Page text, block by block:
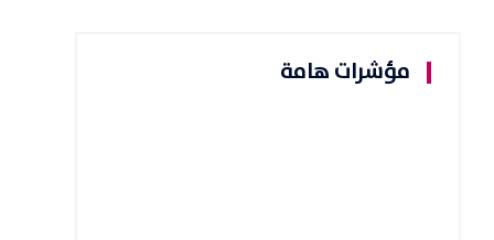
مؤشرات هامة